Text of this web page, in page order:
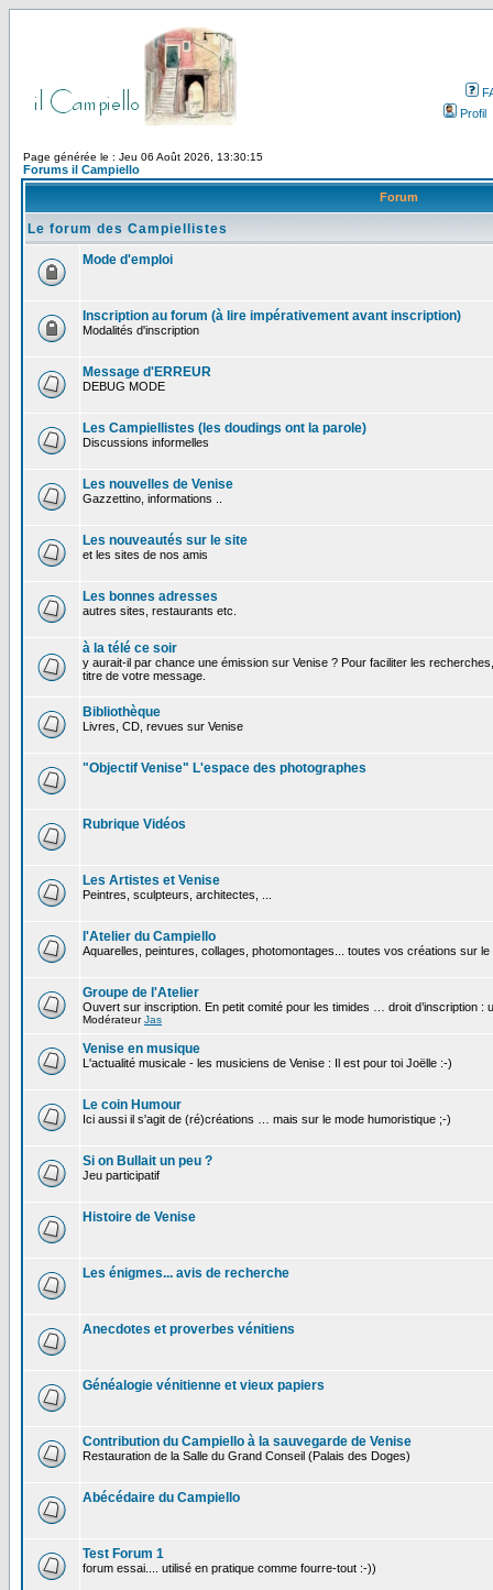
Profil
Page générée le : Jeu 06 Août 2026, 13:30:15
Forums il Campiello
Forum
Le forum des Campiellistes
Mode d'emploi
Inscription au forum (à lire impérativement avant inscription)
Modalités d'inscription
Message d'ERREUR
DEBUG MODE
Les Campiellistes (les doudings ont la parole)
Discussions informelles
Les nouvelles de Venise
Gazzettino, informations ..
Les nouveautés sur le site
et les sites de nos amis
Les bonnes adresses
autres sites, restaurants etc.
à la télé ce soir
y aurait-il par chance une émission sur Venise ? Pour faciliter les
titre de votre message.
Bibliothèque
Livres, CD, revues sur Venise
"Objectif Venise" L'espace des photographes
Rubrique Vidéos
Les Artistes et Venise
Peintres, sculpteurs, architectes, ...
l'Atelier du Campiello
Aquarelles, peintures, collages, photomontages... toutes vos créations sur le
Groupe de l'Atelier
Ouvert sur inscription. En petit comité pour les timides … droit d’inscription :
ModérateurJas
Venise en musique
L'actualité musicale - les musiciens de Venise : Il est pour toi Joëlle :-)
Le coin Humour
Ici aussi il s'agit de (ré)créations … mais sur le mode humoristique ;-)
Si on Bullait un peu ?
Jeu participatif
Histoire de Venise
Les énigmes... avis de recherche
Anecdotes et proverbes vénitiens
Généalogie vénitienne et vieux papiers
Contribution du Campiello à la sauvegarde de Venise
Restauration de la Salle du Grand Conseil (Palais des Doges)
Abécédaire du Campiello
Test Forum 1
forum essai.... utilisé en pratique comme fourre-tout :-))